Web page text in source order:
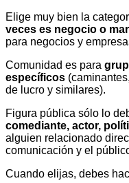
Elige muy bien la
veces es negocio o
para negocios y
Comunidad es para
específicos
de lucro y similares).
Figura pública sólo lo
comediante, actor,
alguien relacionado
comunicación y el
Cuando elijas, debes